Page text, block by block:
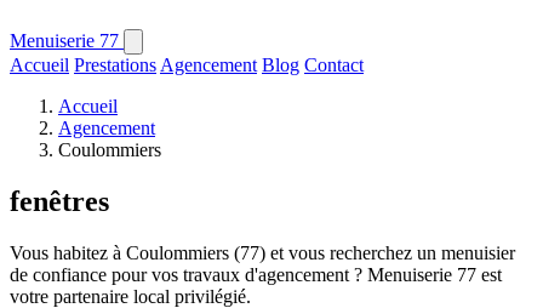
Menuiserie 77
Accueil Prestations Agencement Blog Contact
Accueil
Agencement
Coulommiers
fenêtres
Vous habitez à Coulommiers (77) et vous recherchez un menuisier
de confiance pour vos travaux d'agencement ? Menuiserie 77 est
votre partenaire local privilégié.